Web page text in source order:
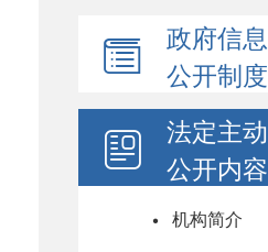
政府信息
公开制度
法定主动
公开内容
机构简介